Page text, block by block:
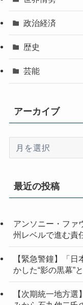
政治経済
歴史
芸能
アーカイブ
イ
最近の投稿
アンソニー・ファ
州レベルで進む責
【緊急警鐘】「
かした“影の黒幕”
【次期統一地方